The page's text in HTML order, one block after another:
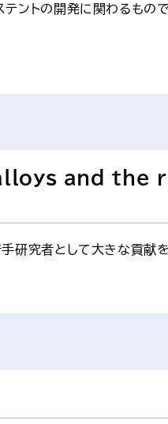
ントの開発に関わるも
and the
研究者として大きな貢献を